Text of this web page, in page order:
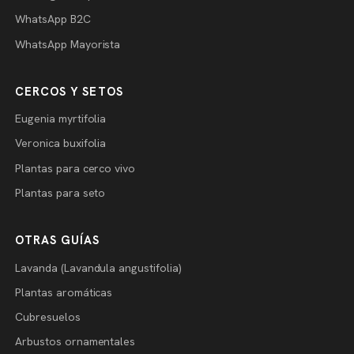
WhatsApp B2C
WhatsApp Mayorista
CERCOS Y SETOS
Eugenia myrtifolia
Veronica buxifolia
Plantas para cerco vivo
Plantas para seto
OTRAS GUÍAS
Lavanda (Lavandula angustifolia)
Plantas aromáticas
Cubresuelos
Arbustos ornamentales